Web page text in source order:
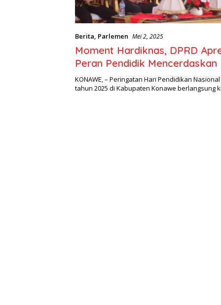
Berita, Parlemen Mei 2, 2025
Moment Hardiknas, DPRD
Peran Pendidik Mencerdaskan
KONAWE, – Peringatan Hari Pendidikan
tahun 2025 di Kabupaten Konawe berlangsung